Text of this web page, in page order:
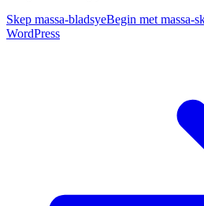
Skep massa-bladsyeBegin met massa-
WordPress